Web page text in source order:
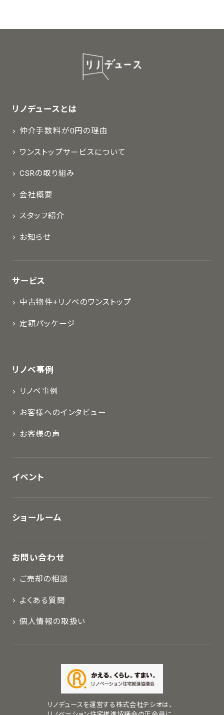
リノデュースとは
仲介手数料が0円の理由
ワンストップサービスについて
CSRの取り組み
会社概要
スタッフ紹介
お知らせ
サービス
中古物件+リノベのワンストップ
定額パッケージ
リノベ事例
リノベ事例
お客様へのインタビュー
お客様の声
イベント
ショールーム
お問い合わせ
ご売却の相談
よくある質問
個人情報の取扱い
リノデュースを運営する株式会社テシオは、